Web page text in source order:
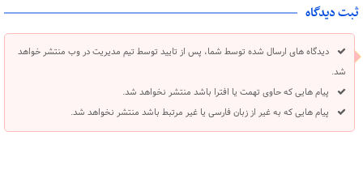
ثبت دیدگاه
دیدگاه های ارسال شده توسط شما، پس از تایید توسط تیم مدیریت در وب منتشر خواهد
شد.
پیام هایی که حاوی تهمت یا افترا باشد منتشر نخواهد شد.
پیام هایی که به غیر از زبان فارسی یا غیر مرتبط باشد منتشر نخواهد شد.